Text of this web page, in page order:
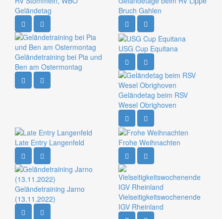
Geländetag
Bruch Gahlen
Geländetraining bei Pia und
Ben am Ostermontag
USG Cup Equitana
Geländetag beim RSV
Wesel Obrighoven
Late Entry Langenfeld Frohe Weihnachten
Geländetraining Jarno
(13.11.2022)
Vielseitigkeitswochenende
IGV Rheinland